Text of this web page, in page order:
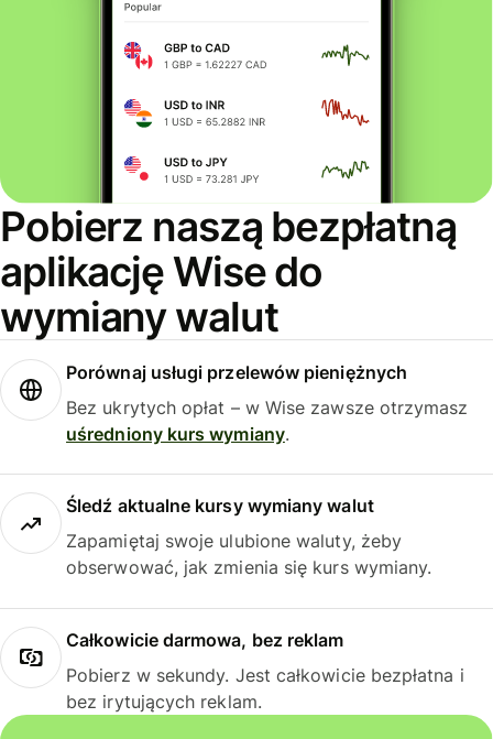
Pobierz naszą bezpłatną
aplikację Wise do
wymiany walut
Porównaj usługi przelewów pieniężnych
Bez ukrytych opłat – w Wise zawsze otrzymasz
uśredniony kurs wymiany.
Śledź aktualne kursy wymiany walut
Zapamiętaj swoje ulubione waluty, żeby
obserwować, jak zmienia się kurs wymiany.
Całkowicie darmowa, bez reklam
Pobierz w sekundy. Jest całkowicie bezpłatna i
bez irytujących reklam.